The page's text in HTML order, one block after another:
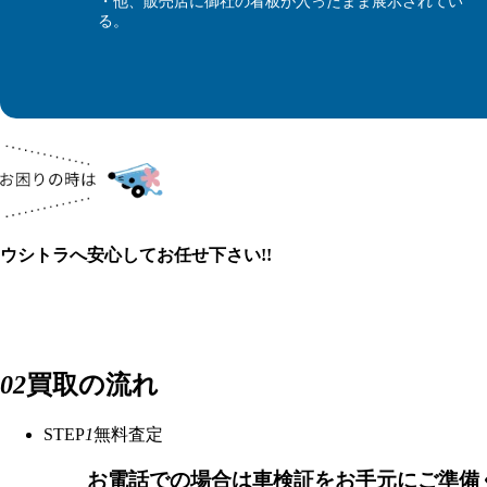
る。
ウシトラへ安心してお任せ下さい!!
02買取の流れ
STEP1無料査定
お電話での場合は車検証をお手元にご準備